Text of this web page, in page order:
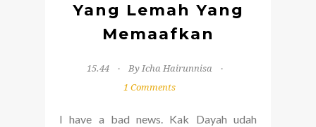
Yang Lemah Yang
Memaafkan
15.44
By Icha Hairunnisa
1 Comments
I have a bad news. Kak Dayah udah